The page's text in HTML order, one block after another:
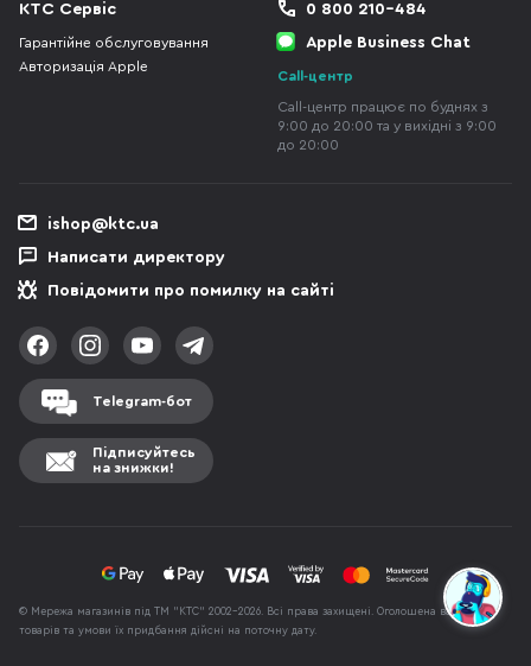
КТС Сервіс
Гарантійне обслуговування
Авторизація Apple
0 800 210-484
Apple Business Chat
Call-центр
Call-центр працює по буднях з
9:00 до 20:00 та у вихідні з 9:00
до 20:00
ishop@ktc.ua
Написати директору
Повідомити про помилку на сайті
Telegram-бот
Підписуйтесь
на знижки!
© Мережа магазинів під ТМ "КТС" 2002-2026. Всі права захищені. Оголошена вартість
товарів та умови їх придбання дійсні на поточну дату.